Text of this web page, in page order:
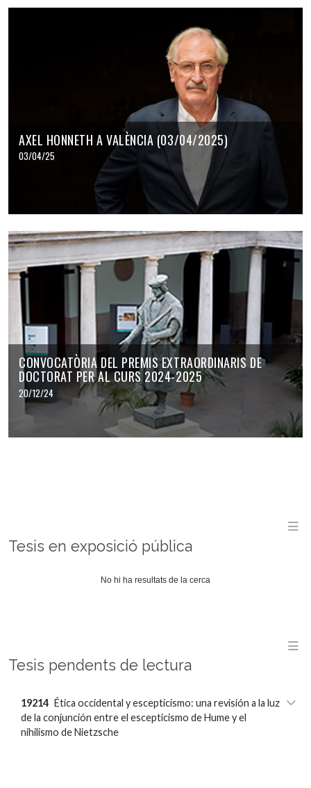
AXEL HONNETH A VALÈNCIA (03/04/2025)
03/04/25
CONVOCATÒRIA DEL PREMIS EXTRAORDINARIS DE
DOCTORAT PER AL CURS 2024-2025
20/12/24
Tesis en exposició pública
No hi ha resultats de la cerca
Tesis pendents de lectura
19214 Ética occidental y escepticismo: una revisión a la luz
de la conjunción entre el escepticismo de Hume y el
nihilismo de Nietzsche